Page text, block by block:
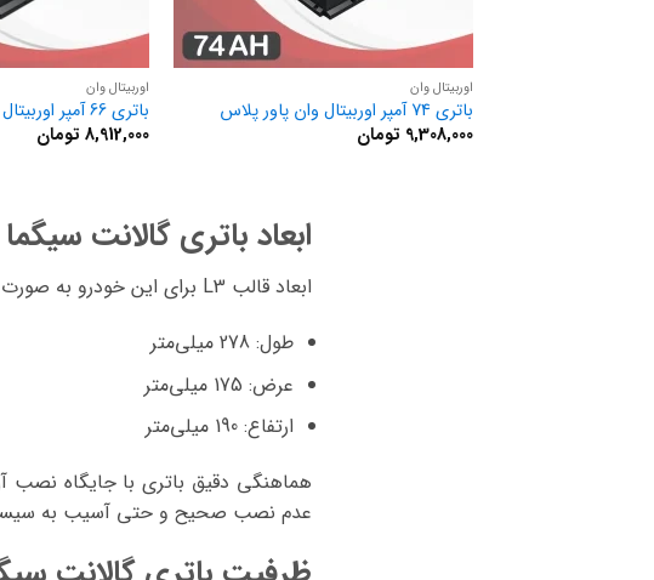
اوربیتال وان
باتری 74 آمپر اوربیتال وان پاور پلاس
9,308,000 تومان
اوربیتال وان
باتری 66 آمپر اوربیتال وان پاور پلاس
8,912,000 تومان
ابعاد باتری گالانت سیگما
ابعاد قالب L3 برای این خودرو به صورت زیر است:
طول: 278 میلی‌متر
عرض: 175 میلی‌متر
ارتفاع: 190 میلی‌متر
هماهنگی دقیق باتری با جایگاه نصب
عدم نصب صحیح و حتی آسیب به